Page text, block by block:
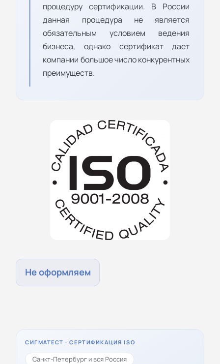
процедуру сертификации. В России
данная процедура не является
обязательным условием ведения
бизнеса, однако сертификат дает
компании большое число конкурентных
преимуществ.
Не оформляем
СИГМАТЕСТ · СЕРТИФИКАЦИЯ ISO
Санкт-Петербург и вся Россия